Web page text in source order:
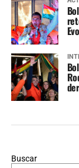
Buscar